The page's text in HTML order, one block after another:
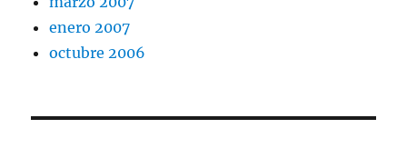
enero 2007
octubre 2006